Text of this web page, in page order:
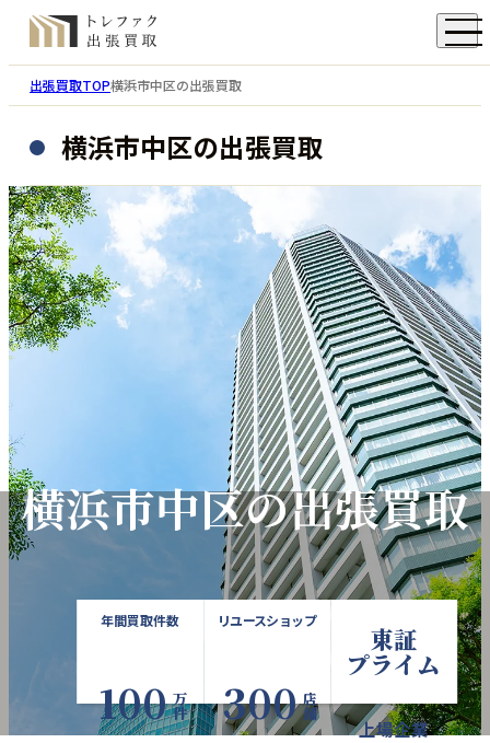
出張買取TOP横浜市中区の出張買取
横浜市中区の出張買取
横浜市中区の出張買取
年間買取件数
100万件
リユースショップ
300店舗
東証
プライム
上場企業